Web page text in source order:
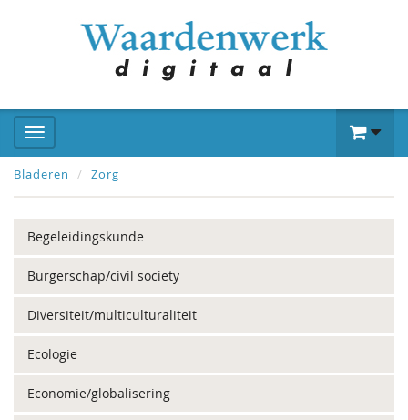
Bladeren Zorg
Begeleidingskunde
Burgerschap/civil society
Diversiteit/multiculturaliteit
Ecologie
Economie/globalisering